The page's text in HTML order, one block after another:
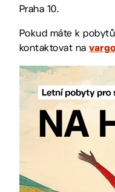
Praha 10.
Pokud máte k
kontaktovat na